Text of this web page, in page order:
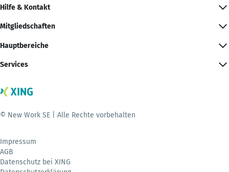
Hilfe & Kontakt
Mitgliedschaften
Hauptbereiche
Services
© New Work SE | Alle Rechte vorbehalten
Impressum
AGB
Datenschutz bei XING